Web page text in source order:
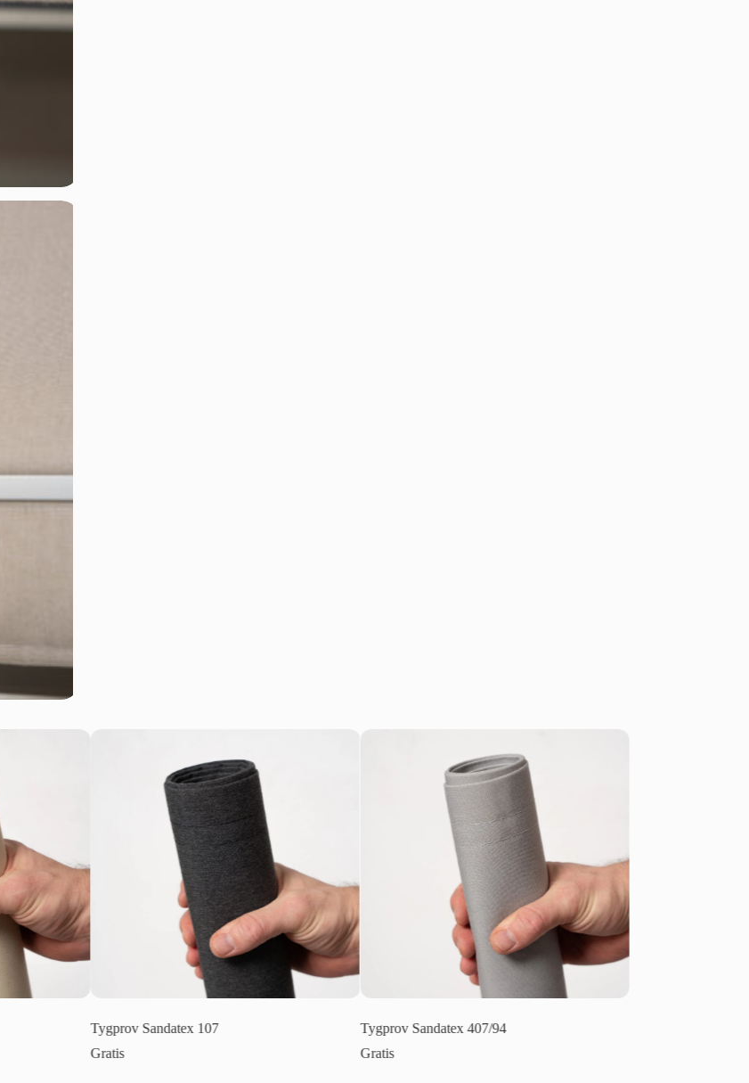
Tygprov Sandatex 107
Tygprov Sandatex 407/94